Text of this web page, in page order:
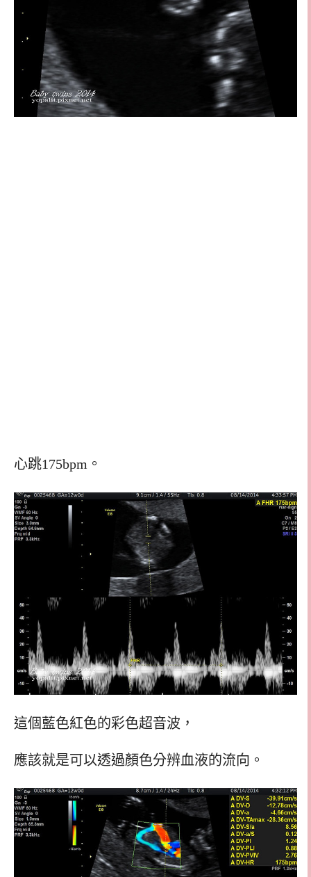
心跳175bpm。
這個藍色紅色的彩色超音波，
應該就是可以透過顏色分辨血液的流向。